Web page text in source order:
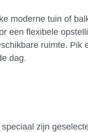
moderne tuin of
een flexibele
ruimte. Pik
dag.
zijn